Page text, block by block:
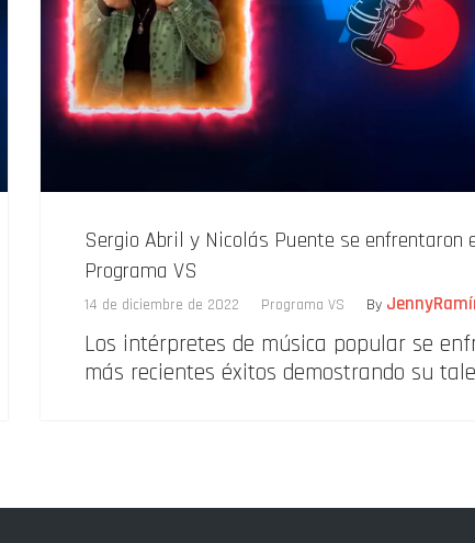
Sergio Abril y Nicolás Puente se enfrentaron
Programa VS
14 de diciembre de 2022 Programa VS By
Los intérpretes de música popular se
más recientes éxitos demostrando su